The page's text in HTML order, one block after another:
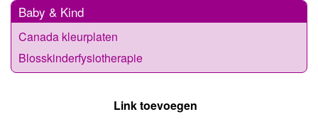
Baby & Kind
Canada kleurplaten
Blosskinderfysiotherapie
Link toevoegen